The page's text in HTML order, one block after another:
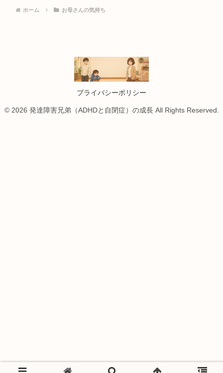
ホーム お母さんの気持ち
プライバシーポリシー
© 2026 発達障害兄弟（ADHDと自閉症）の成長 All Rights Reserved.